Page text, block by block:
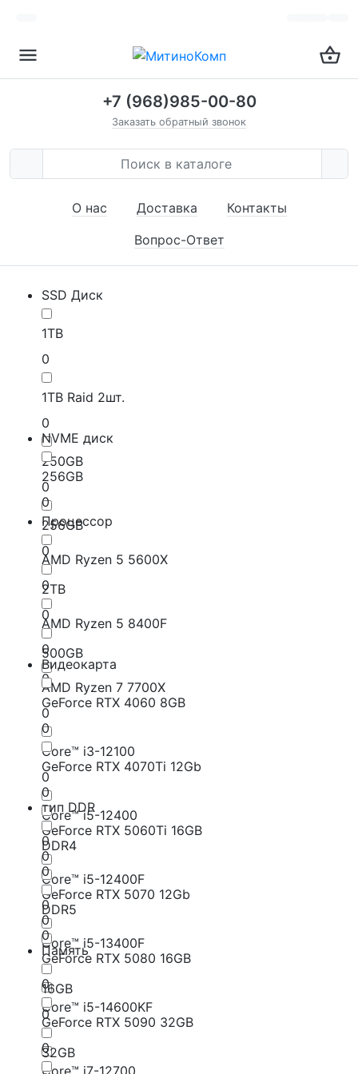
+7 (968)985-00-80
Заказать обратный звонок
О нас Доставка
Контакты
Вопрос-Ответ
SSD Диск
1TB
0
1TB Raid 2шт.
0
250GB
0
256GB
0
2TB
0
500GB
0
NVME диск
256GB
0
Процессор
AMD Ryzen 5 5600X
0
AMD Ryzen 5 8400F
0
AMD Ryzen 7 7700X
0
Core™ i3-12100
0
Core™ i5-12400
0
Core™ i5-12400F
0
Core™ i5-13400F
0
Core™ i5-14600KF
0
Core™ i7-12700
Видеокарта
GeForce RTX 4060 8GB
0
GeForce RTX 4070Ti 12Gb
0
GeForce RTX 5060Ti 16GB
0
GeForce RTX 5070 12Gb
0
GeForce RTX 5080 16GB
0
GeForce RTX 5090 32GB
0
тип DDR
DDR4
0
DDR5
0
Память
16GB
0
32GB